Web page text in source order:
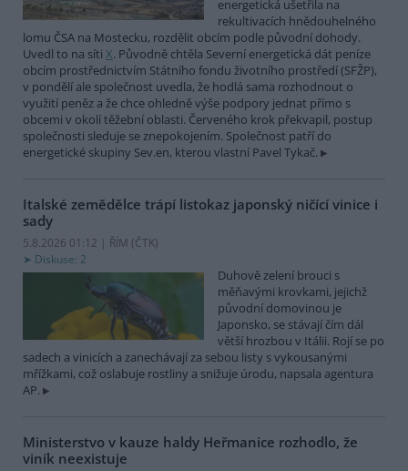
energetická ušetřila na
rekultivacích hnědouhelného
lomu ČSA na Mostecku, rozdělit obcím podle původní dohody.
Uvedl to na síti X. Původně chtěla Severní energetická dát peníze
obcím prostřednictvím Státního fondu životního prostředí (SFŽP),
v pondělí ale společnost uvedla, že hodlá sama rozhodnout o
využití peněz a že chce ohledně výše podpory jednat přímo s
obcemi v okolí těžební oblasti. Červeného krok překvapil, postup
společnosti sleduje se znepokojením. Společnost patří do
energetické skupiny Sev.en, kterou vlastní Pavel Tykač.
Italské zemědělce trápí listokaz japonský ničící vinice i
sady
5.8.2026 01:12 | ŘÍM (ČTK)
Diskuse: 2
Duhově zelení brouci s
měňavými krovkami, jejichž
původní domovinou je
Japonsko, se stávají čím dál
větší hrozbou v Itálii. Rojí se po
sadech a vinicích a zanechávají za sebou listy s vykousanými
mřížkami, což oslabuje rostliny a snižuje úrodu, napsala agentura
AP.
Ministerstvo v kauze haldy Heřmanice rozhodlo, že
viník neexistuje